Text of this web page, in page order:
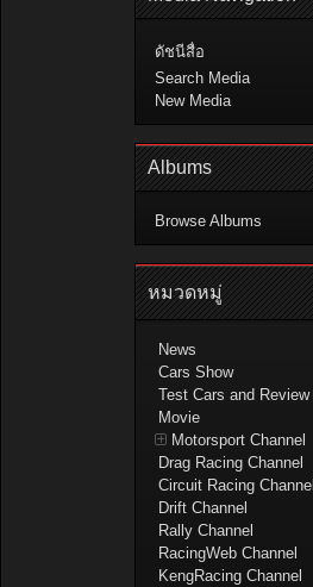
ดัชนีสื่อ
Search Media
New Media
Albums
Browse Albums
หมวดหมู่
News
Cars Show
Test Cars and Review
Movie
Motorsport Channel
Drag Racing Channel
Circuit Racing Channel
Drift Channel
Rally Channel
RacingWeb Channel
KengRacing Channel